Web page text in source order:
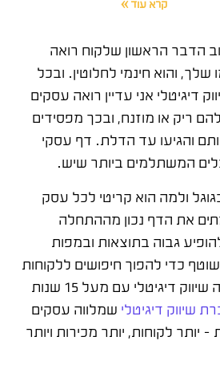
קרא עוד »
הדבר הראשון שלקוח רואה
והוא חינמי לחלוטין. ובכל
שנה בשיווק דיגיטלי אני עדיין רואה עסקים
ריק או מוזנח, ובכך מפסידים
והגיעו עד הדלת. דף עסקי
המשתלמים ביותר שיש.
ולמה הוא קריטי לכל עסק
את הדף נכון מההתחלה
גבוה בתוצאות ובמפות
כדי להפוך חיפושים ללקוחות
, מומחה שיווק דיגיטלי עם מעל 15 שנות
שיווק דיגיטלי שמלווה עסקים
לקוחות, יותר מכירות ויותר